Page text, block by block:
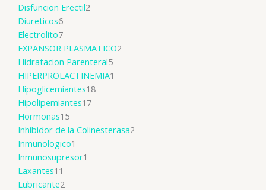
Disfuncion Erectil2
Diureticos6
Electrolito7
EXPANSOR PLASMATICO2
Hidratacion Parenteral5
HIPERPROLACTINEMIA1
Hipoglicemiantes18
Hipolipemiantes17
Hormonas15
Inhibidor de la Colinesterasa2
Inmunologico1
Inmunosupresor1
Laxantes11
Lubricante2